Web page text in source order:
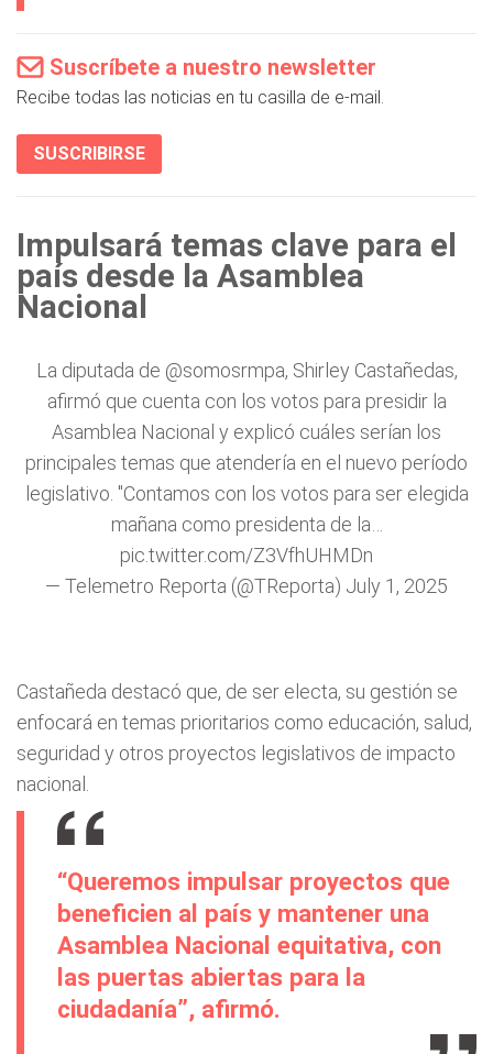
Suscríbete a nuestro newsletter
Recibe todas las noticias en tu casilla de e-mail.
SUSCRIBIRSE
Impulsará temas clave para el
país desde la Asamblea
Nacional
La diputada de @somosrmpa, Shirley Castañedas,
afirmó que cuenta con los votos para presidir la
Asamblea Nacional y explicó cuáles serían los
principales temas que atendería en el nuevo período
legislativo. "Contamos con los votos para ser elegida
mañana como presidenta de la…
pic.twitter.com/Z3VfhUHMDn
— Telemetro Reporta (@TReporta) July 1, 2025
Castañeda destacó que, de ser electa, su gestión se
enfocará en temas prioritarios como educación, salud,
seguridad y otros proyectos legislativos de impacto
nacional.
“Queremos impulsar proyectos que
beneficien al país y mantener una
Asamblea Nacional equitativa, con
las puertas abiertas para la
ciudadanía”, afirmó.